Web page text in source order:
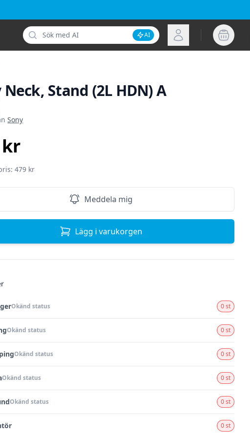
Sök
Inaktivera AI-sökning
AI Logga in
Neck, Stand (2L HDN) A
Sony
479 kr
Meddela mig
Lägg i varukorgen
Okänd status 0 st
Okänd status 0 st
Okänd status 0 st
Okänd status 0 st
Okänd status 0 st
0 st